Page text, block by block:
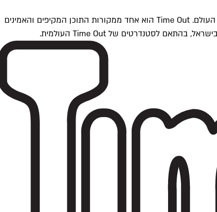
Time Outתל אביב הוא חלק מרשת Time Out Global — רשת מדיה בינלאומית הפועלת ב-360 ערים מרכזיות וב-60 מדינות ברחבי העולם. Time Out הוא אחד ממקורות התוכן המקיפים והאמינים